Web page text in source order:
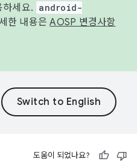
하세요. android-
한 내용은AOSP 변경사항
도움이 되었나요?